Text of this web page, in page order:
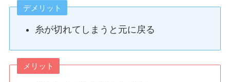
デメリット
糸が切れてしまうと元に戻る
メリット